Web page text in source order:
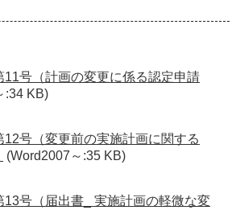
11号（計画の変更に係る認定申請
:34 KB)
12号（変更前の実施計画に関する
(Word2007～:35 KB)
13号（届出書_ 実施計画の軽微な変